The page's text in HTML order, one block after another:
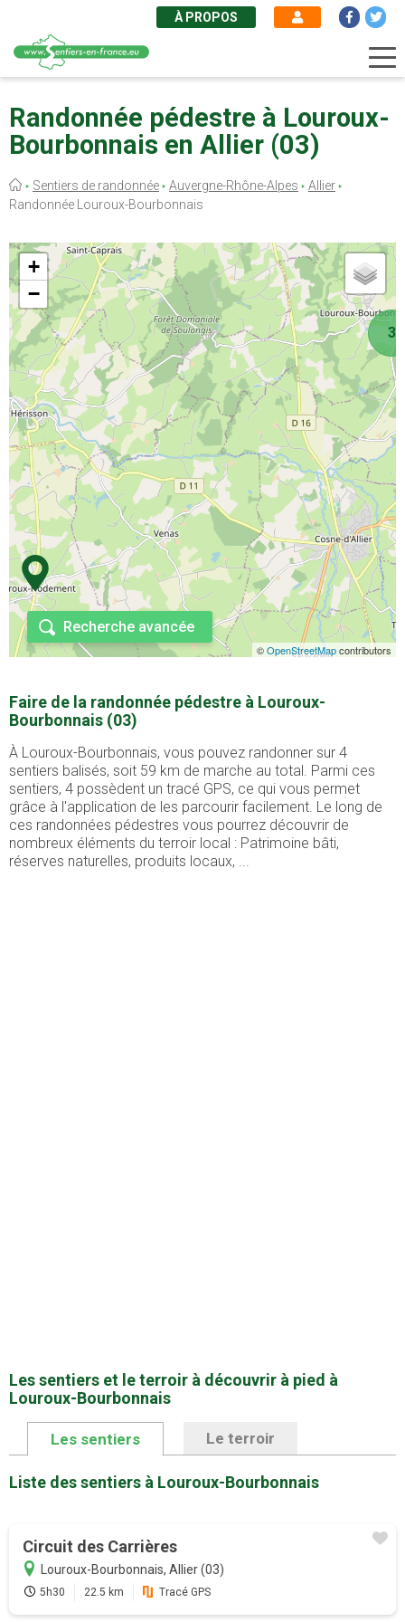
au
contenu
principal
À PROPOS
Randonnée pédestre à Louroux-
Bourbonnais en Allier (03)
Fil
d'Ariane
Sentiers de randonnée Auvergne-Rhône-Alpes
Allier
Randonnée Louroux-Bourbonnais
3
+
−
©OpenStreetMapcontributors
Recherche avancée
Faire de la randonnée pédestre à Louroux-
Bourbonnais (03)
À Louroux-Bourbonnais, vous pouvez randonner sur 4
sentiers balisés, soit 59 km de marche au total. Parmi ces
sentiers, 4 possèdent un tracé GPS, ce qui vous permet
grâce à l'application de les parcourir facilement. Le long de
ces randonnées pédestres vous pourrez découvrir de
nombreux éléments du terroir local : Patrimoine bâti,
réserves naturelles, produits locaux, ...
Les sentiers et le terroir à découvrir à pied à
Louroux-Bourbonnais
Les sentiers Le terroir
Liste des sentiers à Louroux-Bourbonnais
Circuit des Carrières
Louroux-Bourbonnais, Allier (03)
5h30 22.5 km Tracé GPS